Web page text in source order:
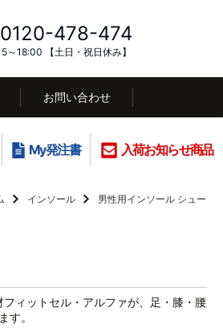
0120-478-474
～18:00 【土日・祝日休み】
お問い合わせ
My発注書 入荷お知らせ商品
インソール 男性用インソール シュー
ィットセル・アルファが、足・膝・腰
す。